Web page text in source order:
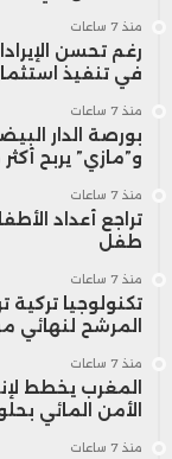
منذ 7 ساعات
رغم تحسن
في تنفيذ
منذ 7 ساعات
بورصة الدار
و”مازي” يربح أكثر من
منذ 7 ساعات
طفل
منذ 7 ساعات
تكنولوجيا تركية
المرشح لنهائي
منذ 7 ساعات
الأمن المائي بحلول
منذ 7 ساعات